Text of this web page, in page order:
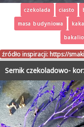
czekolada ciasto
masa budyniowa
źródło inspiracji: https://
Sernik czekoladowo-